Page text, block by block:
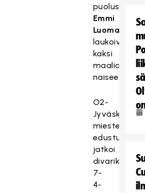
puolustaja
Emmi
Luoma
laukoivat
kaksi
maalia
naiseen.
O2-
Jyväskylän
miesten
jatkoi
7-
4-
sä